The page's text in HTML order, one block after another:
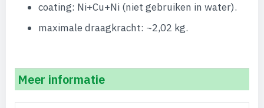
coating: Ni+Cu+Ni (niet gebruiken in water).
maximale draagkracht: ~2,02 kg.
Meer informatie